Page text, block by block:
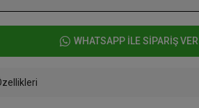
WHATSAPP İLE SİPARİŞ VER